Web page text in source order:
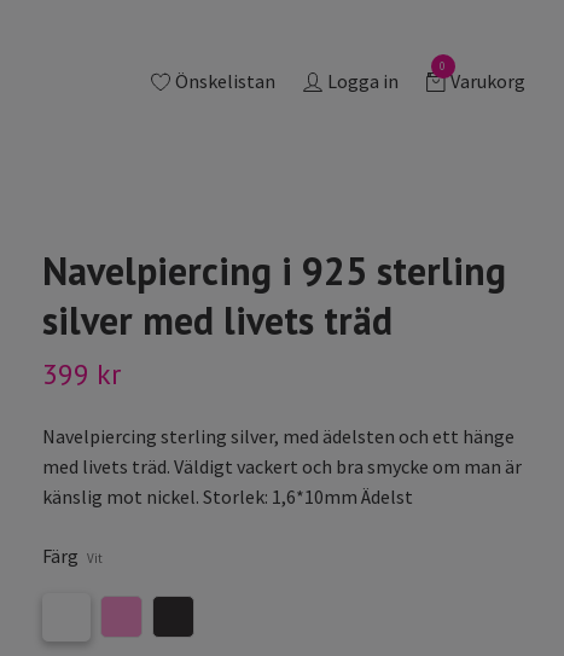
Önskelistan Logga in
0
Varukorg
Navelpiercing i 925 sterling
silver med livets träd
399 kr
Navelpiercing sterling silver, med ädelsten och ett hänge
med livets träd. Väldigt vackert och bra smycke om man är
känslig mot nickel. Storlek: 1,6*10mm Ädelst
Färg Vit